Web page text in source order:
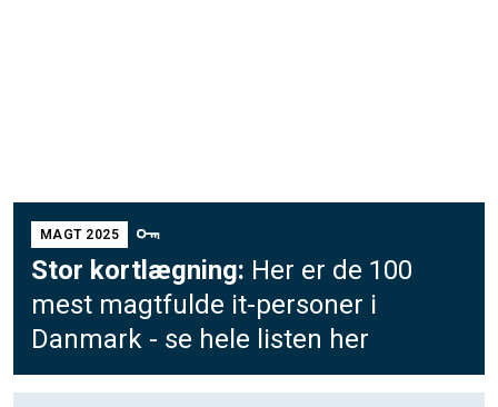
MAGT 2025
Stor kortlægning: Her er de 100
mest magtfulde it-personer i
Danmark - se hele listen her